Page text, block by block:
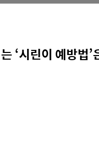
‘시린이 예방법’